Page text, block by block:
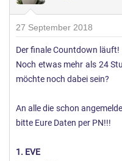
27 September 2018
Der finale Countdown läuft!
Noch etwas mehr als 24
möchte noch dabei sein?
An alle die schon
bitte Eure Daten per PN!!!
1. EVE